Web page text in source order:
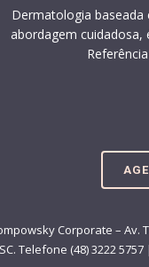
Dermatologia baseada
abordagem cuidadosa,
Corporate – Av.
Telefone (48) 3222 5757 |